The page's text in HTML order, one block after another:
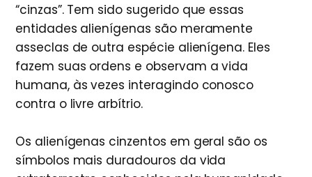
“cinzas”. Tem sido sugerido que essas
entidades alienígenas são meramente
asseclas de outra espécie alienígena. Eles
fazem suas ordens e observam a vida
humana, às vezes interagindo conosco
contra o livre arbítrio.
Os alienígenas cinzentos em geral são os
símbolos mais duradouros da vida